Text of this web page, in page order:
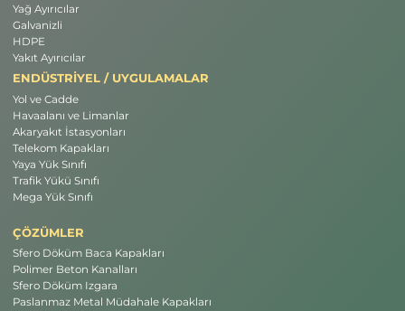
Yağ Ayırıcılar
Galvanizli
HDPE
Yakıt Ayırıcılar
ENDÜSTRİYEL / UYGULAMALAR
Yol ve Cadde
Havaalanı ve Limanlar
Akaryakıt İstasyonları
Telekom Kapakları
Yaya Yük Sınıfı
Trafik Yükü Sınıfı
Mega Yük Sınıfı
ÇÖZÜMLER
Sfero Döküm Baca Kapakları
Polimer Beton Kanalları
Sfero Döküm Izgara
Paslanmaz Metal Müdahale Kapakları